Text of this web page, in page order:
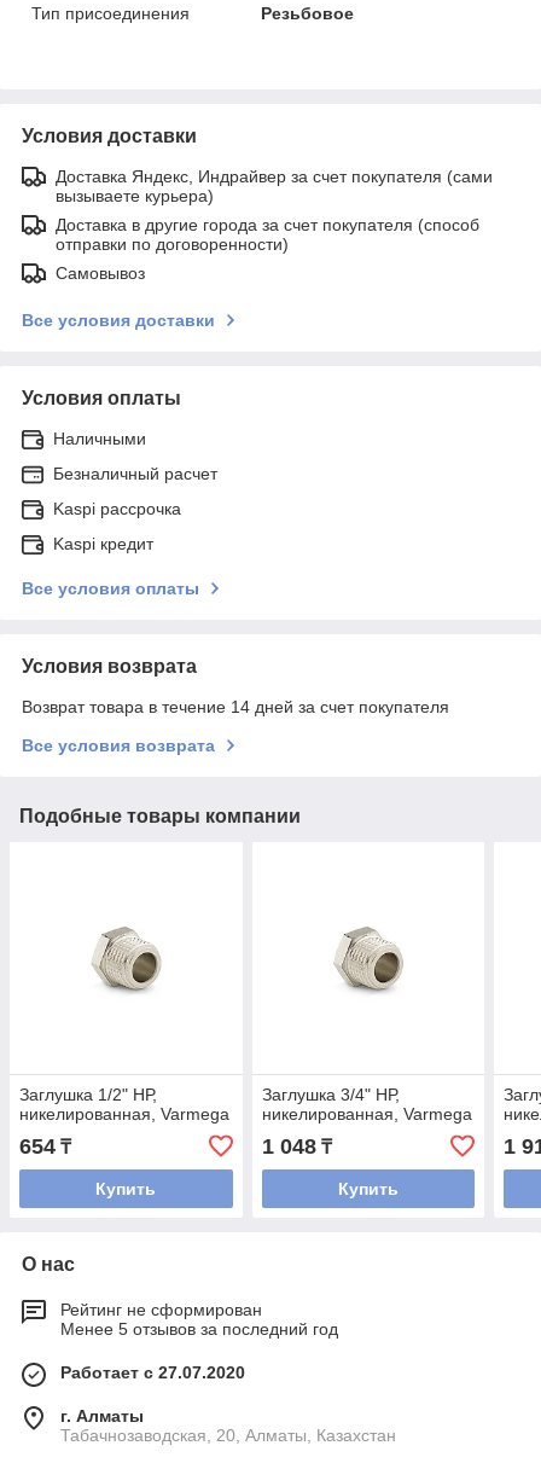
Тип присоединения
Резьбовое
Условия доставки
Доставка Яндекс, Индрайвер за счет покупателя (сами
вызываете курьера)
Доставка в другие города за счет покупателя (способ
отправки по договоренности)
Самовывоз
Все условия доставки
Условия оплаты
Наличными
Безналичный расчет
Kaspi рассрочка
Kaspi кредит
Все условия оплаты
Условия возврата
Возврат товара в течение 14 дней за счет покупателя
Все условия возврата
Подобные товары компании
Заглушка 1/2" НР,
никелированная, Varmega
654 ₸
Купить
Заглушка 3/4" НР,
никелированная, Varmega
1 048₸
Купить
1
О нас
Рейтинг не сформирован
Менее 5 отзывов за последний год
Работает с 27.07.2020
г. Алматы
Табачнозаводская, 20, Алматы, Казахстан